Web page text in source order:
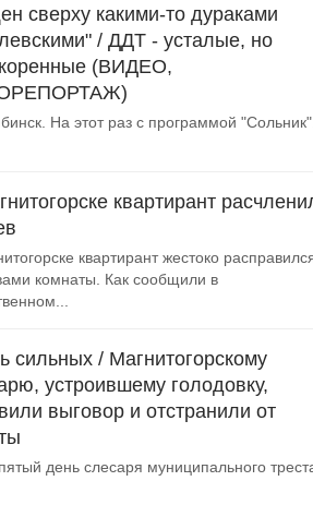
сверху какими-то дураками
/ ДДТ - усталые, но
(ВИДЕО,
На этот раз с программой "Сольник".
квартирант
квартирант жестоко
комнаты. Как сообщили в
сильных / Магнитогорскому
устроившему голодовку,
выговор и отстранили от
день слесаря муниципального